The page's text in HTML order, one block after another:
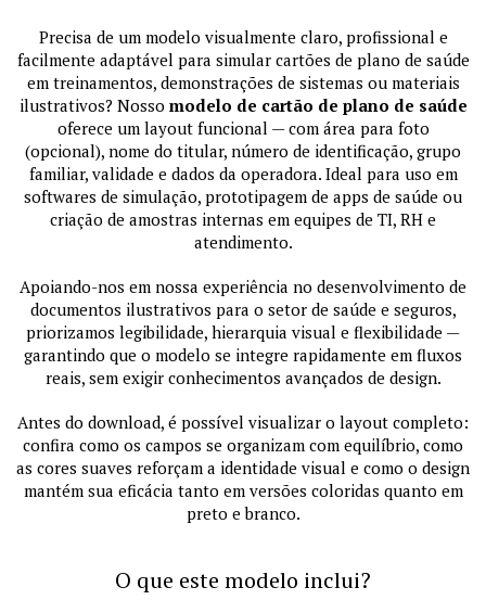
Precisa de um modelo visualmente claro, profissional e
facilmente adaptável para simular cartões de plano de saúde
em treinamentos, demonstrações de sistemas ou materiais
ilustrativos? Nosso modelo de cartão de plano de saúde
oferece um layout funcional — com área para foto
(opcional), nome do titular, número de identificação, grupo
familiar, validade e dados da operadora. Ideal para uso em
softwares de simulação, prototipagem de apps de saúde ou
criação de amostras internas em equipes de TI, RH e
atendimento.
Apoiando-nos em nossa experiência no desenvolvimento de
documentos ilustrativos para o setor de saúde e seguros,
priorizamos legibilidade, hierarquia visual e flexibilidade —
garantindo que o modelo se integre rapidamente em fluxos
reais, sem exigir conhecimentos avançados de design.
Antes do download, é possível visualizar o layout completo:
confira como os campos se organizam com equilíbrio, como
as cores suaves reforçam a identidade visual e como o design
mantém sua eficácia tanto em versões coloridas quanto em
preto e branco.
O que este modelo inclui?